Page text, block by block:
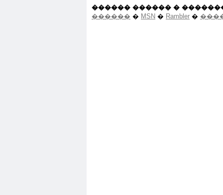
������ ������ �
������ � MSN � Rambler �